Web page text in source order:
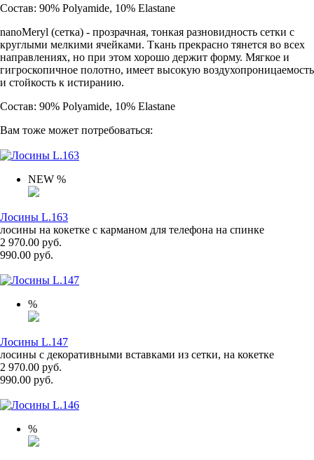
Состав: 90% Polyamide, 10% Elastane
nanoMeryl (cетка) - прозрачная, тонкая разновидность сетки с
круглыми мелкими ячейками. Ткань прекрасно тянется во всех
направлениях, но при этом хорошо держит форму. Мягкое и
гигроскопичное полотно, имеет высокую воздухопроницаемость
и стойкость к истиранию.
Состав: 90% Polyamide, 10% Elastane
Вам тоже может потребоваться:
NEW %
Лосины L.163
лосины на кокетке с карманом для телефона на спинке
2 970.00 руб.
990.00 руб.
%
Лосины L.147
лосины с декоративными вставками из сетки, на кокетке
2 970.00 руб.
990.00 руб.
%